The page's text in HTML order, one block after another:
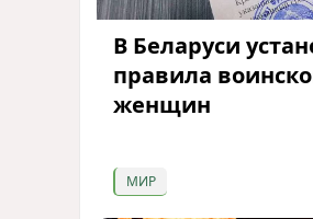
В Беларуси
правила
женщин
МИР